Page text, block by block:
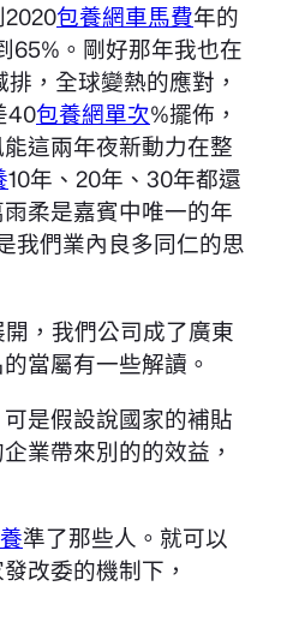
包養網車馬費年的
65%。剛好那年我也在
排，全球變熱的應對，
40包養網單次%擺佈，
這兩年夜新動力在整
10年、20年、30年都還
柔是嘉賓中唯一的年
我們業內良多同仁的思
，我們公司成了廣東
當屬有一些解讀。
是假設說國家的補貼
業帶來別的的效益，
準了那些人。就可以
改委的機制下，